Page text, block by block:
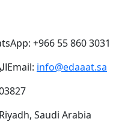
+966 55 860 3031
Email: info@edaaat.sa
Riyadh, Saudi Arabia